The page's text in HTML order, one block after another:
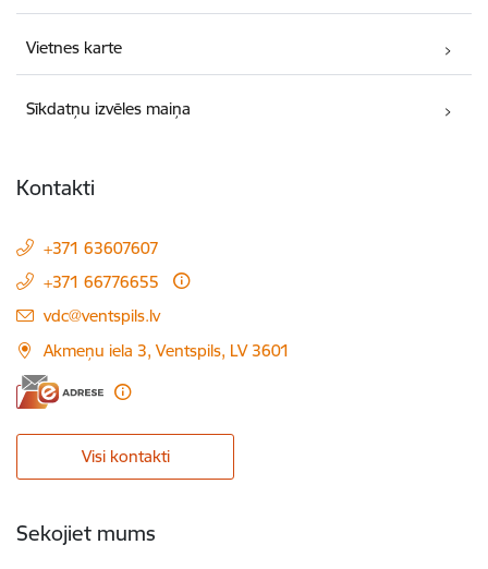
Vietnes karte
Sīkdatņu izvēles maiņa
Kontakti
+371 63607607
+371 66776655
E-pasts:
vdc@ventspils.lv
Akmeņu iela 3, Ventspils, LV 3601
Visi kontakti
Sekojiet mums